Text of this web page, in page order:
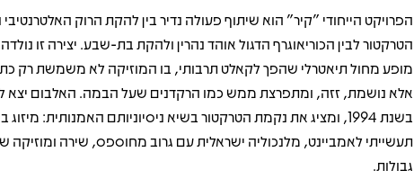
הפרויקט הייחודי "קיר" הוא שיתוף פעולה נדיר בין להקת הרוק
הטרקטור לבין הכוריאוגרף הדגול אוהד נהרין ולהקת בת-שבע. יצירה זו
מופע מחול תיאטרלי שהפך לקאלט תרבותי, בו המוזיקה לא משמשת רק
אלא נושמת, זזה, ומתפרצת ממש כמו הרקדנים שעל הבמה. האלבום יצא
בשנת 1994, ומציג את נקמת הטרקטור בשיא ניסיוניותם האמנותית: מיזוג
תעשייתי לאמביינט, מלנכוליה ישראלית עם גרוב מחוספס, שירה
גבולות.